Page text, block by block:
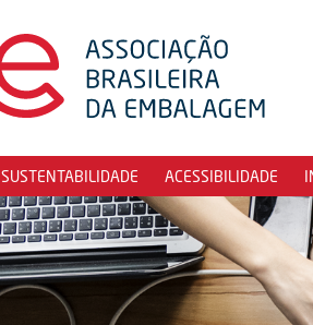
SUSTENTABILIDADE ACESSIBILIDADE